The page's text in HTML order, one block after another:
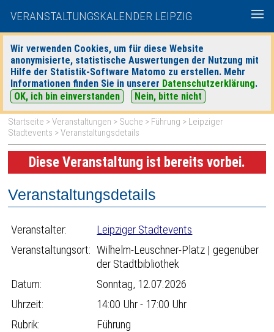
VERANSTALTUNGSKALENDER LEIPZIG
Wir verwenden Cookies, um für diese Website
anonymisierte, statistische Auswertungen der Nutzung mit
Hilfe der Statistik-Software Matomo zu erstellen. Mehr
Informationen finden Sie in unserer Datenschutzerklärung.
OK, ich bin einverstanden
Nein, bitte nicht
heute|morgen| Detaillierte Suche
Startseite >Veranstaltungen > Suche > Führung > Leipziger
Stadtevents > Veranstaltungsdetails
Diese Veranstaltung ist bereits vorbei.
Veranstaltungsdetails
Veranstalter:
Leipziger Stadtevents
Veranstaltungsort: Wilhelm-Leuschner-Platz | gegenüber
der Stadtbibliothek
Datum:
Sonntag, 12.07.2026
Uhrzeit:
14:00 Uhr - 17:00 Uhr
Rubrik:
Führung